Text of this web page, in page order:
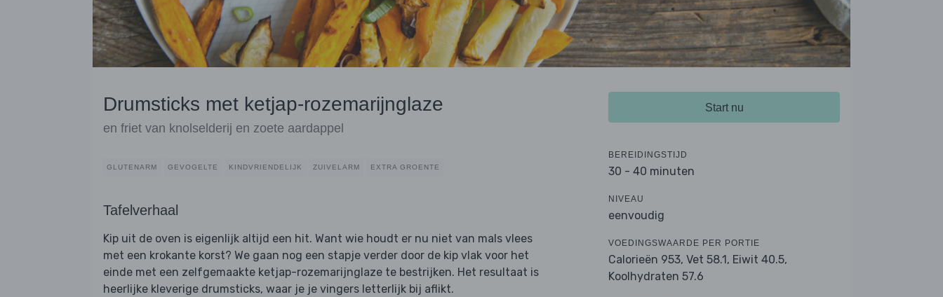
Drumsticks met ketjap-rozemarijnglaze
en friet van knolselderij en zoete aardappel
GLUTENARM GEVOGELTE KINDVRIENDELIJK ZUIVELARM EXTRA GROENTE
Tafelverhaal
Kip uit de oven is eigenlijk altijd een hit. Want wie houdt er nu niet van mals vlees
met een krokante korst? We gaan nog een stapje verder door de kip vlak voor het
einde met een zelfgemaakte ketjap-rozemarijnglaze te bestrijken. Het resultaat is
heerlijke kleverige drumsticks, waar je je vingers letterlijk bij aflikt.
Start nu
BEREIDINGSTIJD
30 - 40 minuten
NIVEAU
eenvoudig
VOEDINGSWAARDE PER PORTIE
Calorieën 953, Vet 58.1, Eiwit 40.5,
Koolhydraten 57.6